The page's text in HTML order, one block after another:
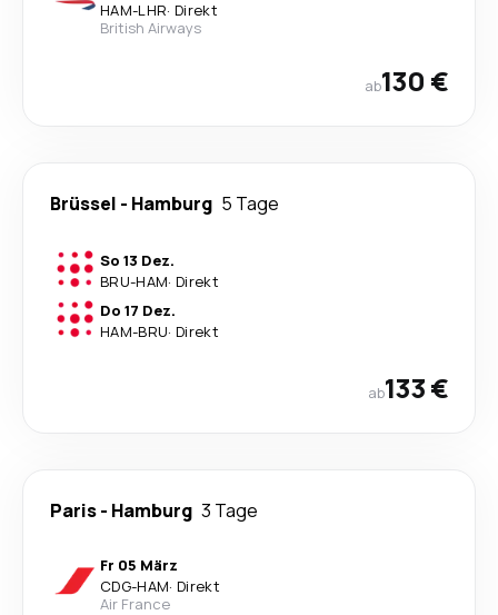
HAM-LHR· Direkt
British Airways
ab130 €
Brüssel - Hamburg 5 Tage
So 13 Dez.
BRU-HAM· Direkt
Do 17 Dez.
HAM-BRU· Direkt
ab133 €
Paris- Hamburg 3 Tage
Fr 05 März
CDG-HAM· Direkt
Air France